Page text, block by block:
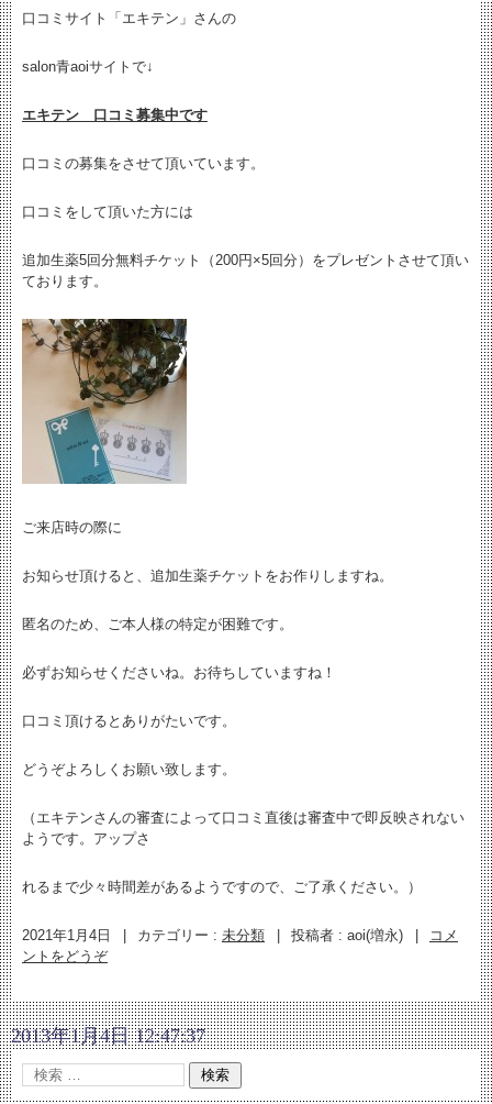
口コミサイト「エキテン」さんの
salon青aoiサイトで↓
エキテン 口コミ募集中です
口コミの募集をさせて頂いています。
口コミをして頂いた方には
追加生薬5回分無料チケット（200円×5回分）をプレゼントさせて頂い
ております。
ご来店時の際に
お知らせ頂けると、追加生薬チケットをお作りしますね。
匿名のため、ご本人様の特定が困難です。
必ずお知らせくださいね。お待ちしていますね！
口コミ頂けるとありがたいです。
どうぞよろしくお願い致します。
（エキテンさんの審査によって口コミ直後は審査中で即反映されない
ようです。アップさ
れるまで少々時間差があるようですので、ご了承ください。）
2021年1月4日 カテゴリー : 未分類 投稿者 : aoi(増永)
コメ
ントをどうぞ
2013年1月4日 12:47:37